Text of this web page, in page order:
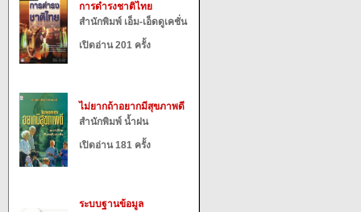
การดำรงชาติไทย
สำนักพิมพ์ เอ็ม-เอ็ดดูเคชั่น
เปิดอ่าน 201 ครั้ง
ไม่ยากถ้าอยากมีสุขภาพดี
สำนักพิมพ์ น้ำฝน
เปิดอ่าน 181 ครั้ง
ระบบฐานข้อมูล